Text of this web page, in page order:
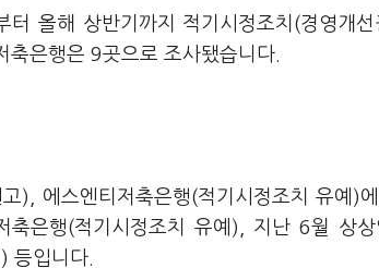
올해 상반기까지 적기시정조치(경영개
은행은 9곳으로 조사됐습니다.
), 에스엔티저축은행(적기시정조치 유예)
축은행(적기시정조치 유예), 지난 6월 상상
등입니다.